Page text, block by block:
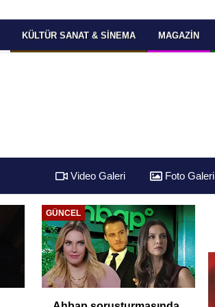
KÜLTÜR SANAT & SINEMA MAGAZIN
Video Galeri Foto Galeri
GÜNCEL